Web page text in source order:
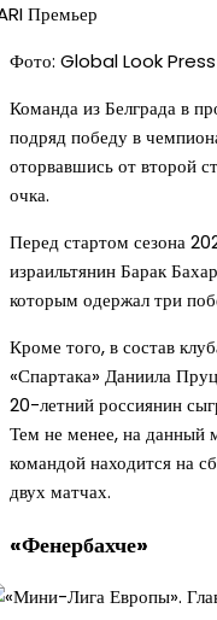
Фото: Global Look Press
Команда из Белграда в
подряд победу в
оторвавшись от второй
очка.
Перед стартом сезона
израильтянин Барак
которым одержал три
Кроме того, в состав
«Спартака» Даниила
20-летний россиянин
Тем не менее, на данный
командой находится на
двух матчах.
«Фенербахче»